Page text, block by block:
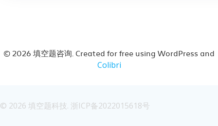
© 2026 填空题咨询. Created for free using WordPress and
Colibri
© 2026 填空题科技. 浙ICP备2022015618号